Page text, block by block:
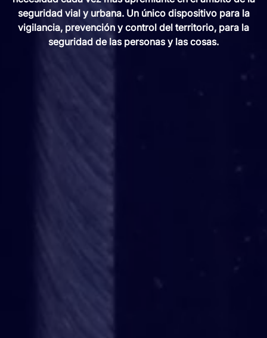
seguridad vial y urbana. Un único dispositivo para la
vigilancia, prevención y control del territorio, para la
seguridad de las personas y las cosas.